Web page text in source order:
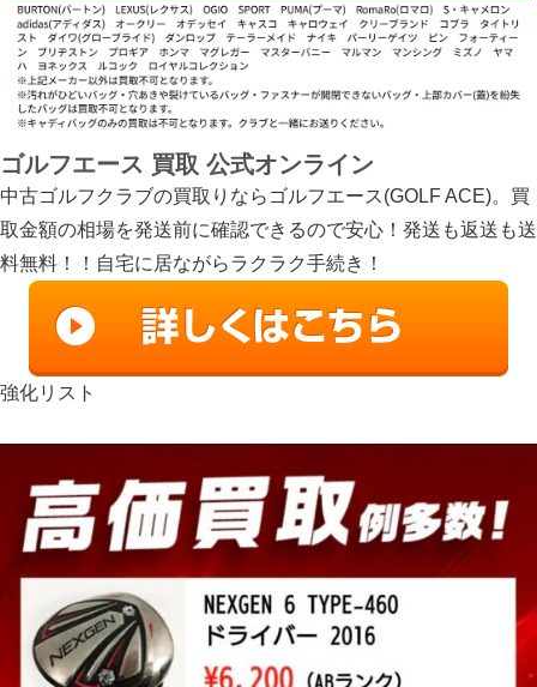
ゴルフエース 買取 公式オンライン
中古ゴルフクラブの買取りならゴルフエース(GOLF ACE)。買
取金額の相場を発送前に確認できるので安心！発送も返送も送
料無料！！自宅に居ながらラクラク手続き！
強化リスト